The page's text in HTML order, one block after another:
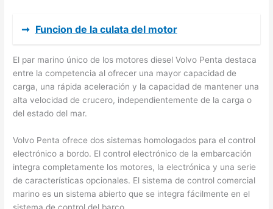
➞ Funcion de la culata del motor
El par marino único de los motores diesel Volvo Penta destaca
entre la competencia al ofrecer una mayor capacidad de
carga, una rápida aceleración y la capacidad de mantener una
alta velocidad de crucero, independientemente de la carga o
del estado del mar.
Volvo Penta ofrece dos sistemas homologados para el control
electrónico a bordo. El control electrónico de la embarcación
integra completamente los motores, la electrónica y una serie
de características opcionales. El sistema de control comercial
marino es un sistema abierto que se integra fácilmente en el